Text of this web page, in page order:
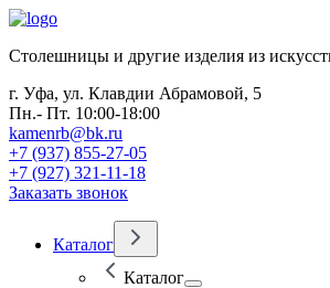
Столешницы и другие изделия из
г. Уфа, ул. Клавдии Абрамовой, 5
Пн.- Пт. 10:00-18:00
kamenrb@bk.ru
+7 (937) 855-27-05
+7 (927) 321-11-18
Заказать звонок
Каталог
Каталог